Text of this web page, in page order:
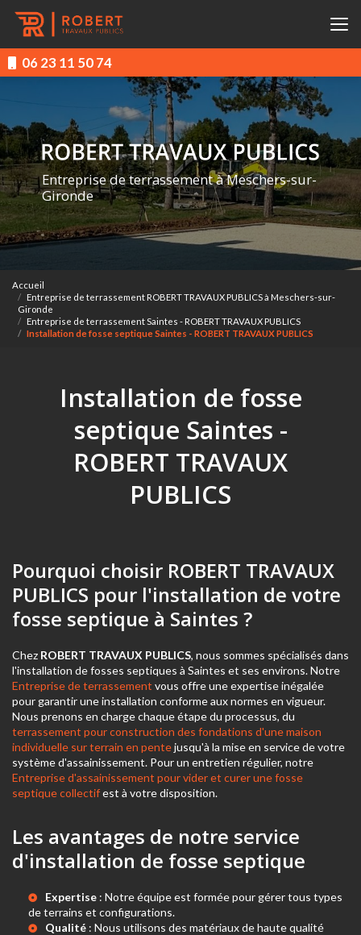
contenu
principal
06 23 11 50 74
Entreprise de terrassement à Meschers-sur-
Gironde
Accueil
Entreprise de terrassement ROBERT TRAVAUX PUBLICS à Meschers-sur-
Gironde
Entreprise de terrassement Saintes - ROBERT TRAVAUX PUBLICS
Installation de fosse septique Saintes - ROBERT TRAVAUX PUBLICS
Installation de fosse
septique Saintes -
ROBERT TRAVAUX
PUBLICS
Pourquoi choisir ROBERT TRAVAUX
PUBLICS pour l'installation de votre
fosse septique à Saintes ?
Chez ROBERT TRAVAUX PUBLICS, nous sommes spécialisés dans
l'installation de fosses septiques à Saintes et ses environs. Notre
Entreprise de terrassement vous offre une expertise inégalée
pour garantir une installation conforme aux normes en vigueur.
Nous prenons en charge chaque étape du processus, du
terrassement pour construction des fondations d'une maison
individuelle sur terrain en pentejusqu'à la mise en service de votre
système d'assainissement. Pour un entretien régulier, notre
Entreprise d'assainissement pour vider et curer une fosse
septique collectifest à votre disposition.
Les avantages de notre service
d'installation de fosse septique
Expertise : Notre équipe est formée pour gérer tous types
de terrains et configurations.
Qualité : Nous utilisons des matériaux de haute qualité